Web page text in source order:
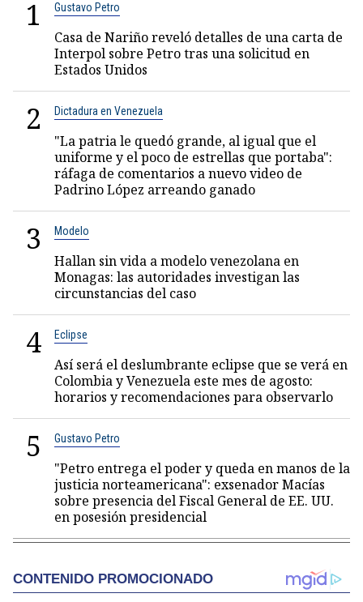
1 Gustavo Petro
Casa de Nariño reveló detalles de una carta de
Interpol sobre Petro tras una solicitud en
Estados Unidos
2 Dictadura en Venezuela
"La patria le quedó grande, al igual que el
uniforme y el poco de estrellas que portaba":
ráfaga de comentarios a nuevo video de
Padrino López arreando ganado
3 Modelo
Hallan sin vida a modelo venezolana en
Monagas: las autoridades investigan las
circunstancias del caso
4 Eclipse
Así será el deslumbrante eclipse que se verá en
Colombia y Venezuela este mes de agosto:
horarios y recomendaciones para observarlo
5 Gustavo Petro
"Petro entrega el poder y queda en manos de la
justicia norteamericana": exsenador Macías
sobre presencia del Fiscal General de EE. UU.
en posesión presidencial